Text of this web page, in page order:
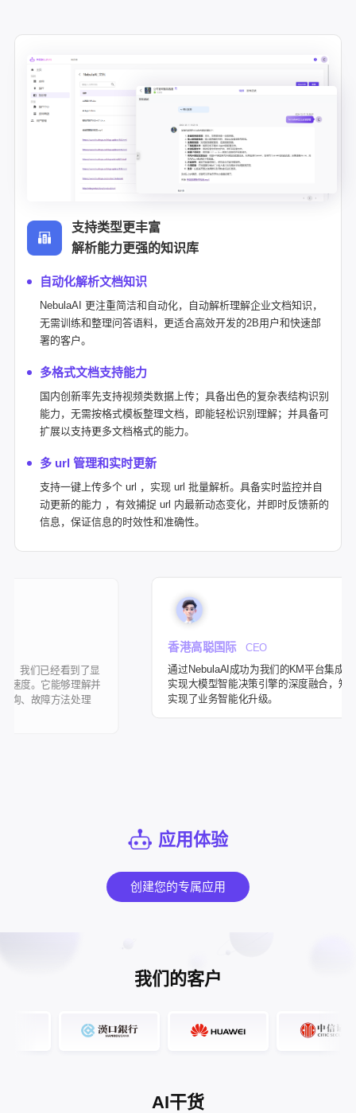
支持类型更丰富
解析能力更强的知识库
自动化解析文档知识
NebulaAI 更注重简洁和自动化，自动解析理解企业文档知识，
无需训练和整理问答语料，更适合高效开发的2B用户和快速部
署的客户。
多格式文档支持能力
国内创新率先支持视频类数据上传；具备出色的复杂表结构识别
能力，无需按格式模板整理文档，即能轻松识别理解；并具备可
扩展以支持更多文档格式的能力。
多 url 管理和实时更新
支持一键上传多个 url ，实现 url 批量解析。具备实时监控并自
动更新的能力 ，有效捕捉 url 内最新动态变化，并即时反馈新的
信息，保证信息的时效性和准确性。
了显
解并
理
CEO
通过NebulaAI成功为我们的KM平台集成了前沿AI技术栈，
实现大模型智能决策引擎的深度融合，知识库工具检索应
实现了业务智能化升级。
应用体验
创建您的专属应用
我们的客户
AI干货